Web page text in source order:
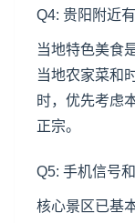
Q4: 贵阳附近
当地特色美食
当地农家菜和
时，优先考虑
正宗。
Q5: 手机信号
核心景区已基